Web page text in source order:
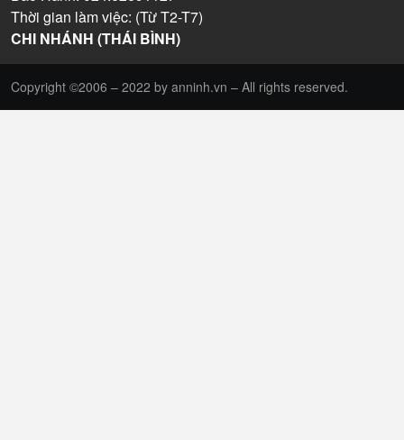
Thời gian làm việc: (Từ T2-T7)
CHI NHÁNH (THÁI BÌNH)
Copyright ©2006 – 2022 by anninh.vn – All rights reserved.